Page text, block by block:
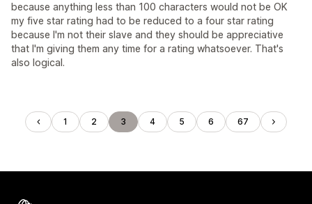
because anything less than 100 characters would not be OK
my five star rating had to be reduced to a four star rating
because I'm not their slave and they should be appreciative
that I'm giving them any time for a rating whatsoever. That's
also logical.
1 2 3 4 5 6 67